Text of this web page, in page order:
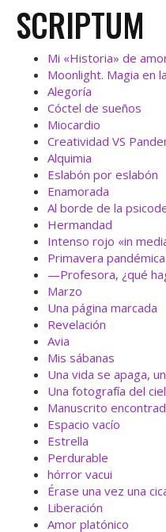
SCRIPTUM
Mi «Historia» de
Moonlight. Magia en
Alegoría
Cóctel de sueños
Miocardio
Creatividad VS
Alquimia
Eslabón por eslabón
Enamorada
Al borde de la
Hermandad
Intenso rojo «in
Primavera pandémica
—Profesora, ¿qué
Marzo
Una página marcada
Revelación
Avia
Mis sábanas
Una vida se apaga,
Una fotografía del
Manuscrito
Espacio vacío
Estrella
Perdurable
hórror vacui
Érase una vez una
Liberación
Amor platónico